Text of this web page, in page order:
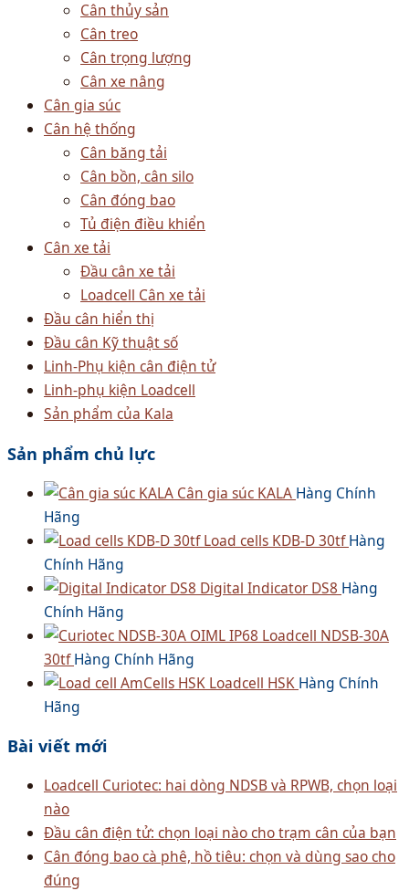
Cân thủy sản
Cân treo
Cân trọng lượng
Cân xe nâng
Cân gia súc
Cân hệ thống
Cân băng tải
Cân bồn, cân silo
Cân đóng bao
Tủ điện điều khiển
Cân xe tải
Đầu cân xe tải
Loadcell Cân xe tải
Đầu cân hiển thị
Đầu cân Kỹ thuật số
Linh-Phụ kiện cân điện tử
Linh-phụ kiện Loadcell
Sản phẩm của Kala
Sản phẩm chủ lực
Cân gia súc KALA Hàng Chính
Hãng
Load cells KDB-D 30tf Hàng
Chính Hãng
Digital Indicator DS8 Hàng
Chính Hãng
Loadcell NDSB-30A
30tf Hàng Chính Hãng
Loadcell HSK Hàng Chính
Hãng
Bài viết mới
Loadcell Curiotec: hai dòng NDSB và RPWB, chọn loại
nào
Đầu cân điện tử: chọn loại nào cho trạm cân của bạn
Cân đóng bao cà phê, hồ tiêu: chọn và dùng sao cho
đúng